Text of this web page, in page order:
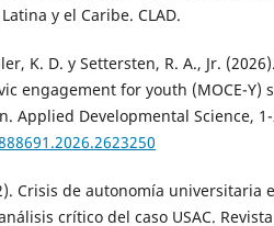
y el Caribe. CLAD.
K. D. y Settersten, R. A., Jr.
engagement for youth (MOCE-Y)
Applied Developmental Science,
Crisis de autonomía universitaria
crítico del caso USAC. Revista